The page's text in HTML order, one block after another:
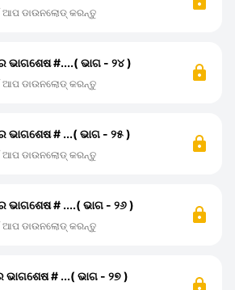
ଆପ ଡାଉନଲୋଡ୍ କରନ୍ତୁ
#....( ଭାଗ - ୨୪ )
ଆପ ଡାଉନଲୋଡ୍ କରନ୍ତୁ
# ...( ଭାଗ - ୨୫ )
ଆପ ଡାଉନଲୋଡ୍ କରନ୍ତୁ
# ....( ଭାଗ - ୨୬ )
ଆପ ଡାଉନଲୋଡ୍ କରନ୍ତୁ
# ...( ଭାଗ - ୨୭ )